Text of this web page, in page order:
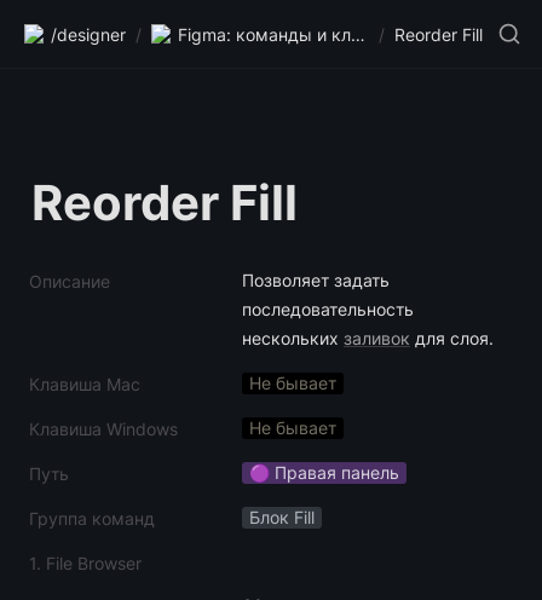
/designer / Figma: команды и клавиши / Reorder Fill
Reorder Fill
Описание
Позволяет задать
последовательность
нескольких заливок для слоя.
Клавиша Mac Не бывает
Клавиша Windows Не бывает
Путь 🟣 Правая панель
Группа команд Блок Fill
1. File Browser